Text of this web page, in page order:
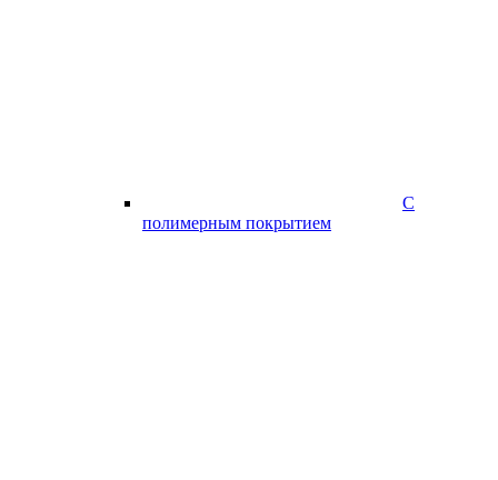
С
полимерным покрытием